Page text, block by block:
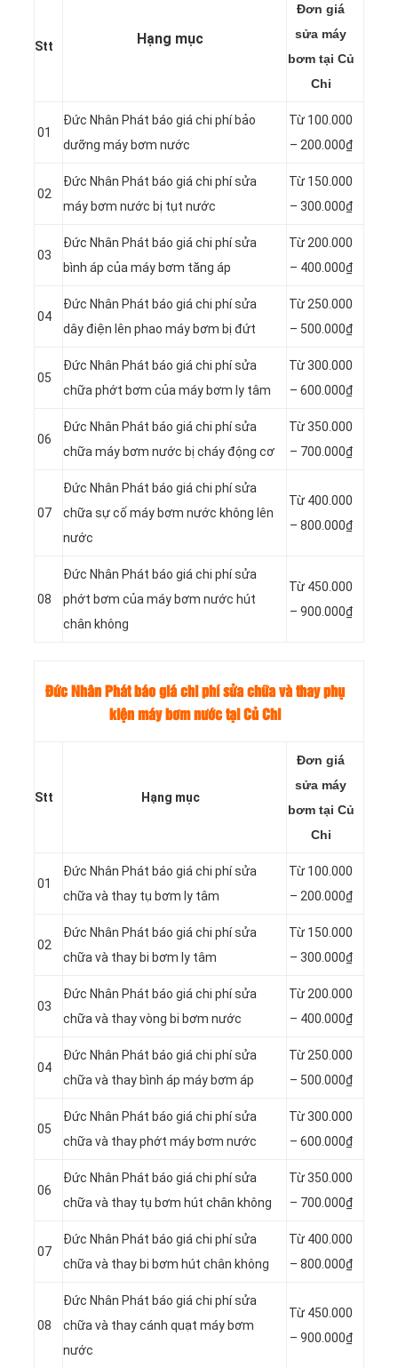
Stt Hạng mục
Đơn giá
sửa máy
bơm tại Củ
Chi
01
Đức Nhân Phát báo giá chi phí bảo
dưỡng máy bơm nước
Từ 100.000
– 200.000₫
02
Đức Nhân Phát báo giá chi phí sửa
máy bơm nước bị tụt nước
Từ 150.000
– 300.000₫
03
Đức Nhân Phát báo giá chi phí sửa
bình áp của máy bơm tăng áp
Từ 200.000
– 400.000₫
04
Đức Nhân Phát báo giá chi phí sửa
dây điện lên phao máy bơm bị đứt
Từ 250.000
– 500.000₫
05
Đức Nhân Phát báo giá chi phí sửa
chữa phớt bơm của máy bơm ly tâm
Từ 300.000
– 600.000₫
06
Đức Nhân Phát báo giá chi phí sửa
chữa máy bơm nước bị cháy động cơ
Từ 350.000
– 700.000₫
07
Đức Nhân Phát báo giá chi phí sửa
chữa sự cố máy bơm nước không lên
nước
Từ 400.000
– 800.000₫
08
Đức Nhân Phát báo giá chi phí sửa
phớt bơm của máy bơm nước hút
chân không
Từ 450.000
– 900.000₫
Đức Nhân Phát báo giá chi phí sửa chữa và thay phụ
kiện máy bơm nước tại Củ Chi
Stt Hạng mục
Đơn giá
sửa máy
bơm tại Củ
Chi
01
Đức Nhân Phát báo giá chi phí sửa
chữa và thay tụ bơm ly tâm
Từ 100.000
– 200.000₫
02
Đức Nhân Phát báo giá chi phí sửa
chữa và thay bi bơm ly tâm
Từ 150.000
– 300.000₫
03
Đức Nhân Phát báo giá chi phí sửa
chữa và thay vòng bi bơm nước
Từ 200.000
– 400.000₫
04
Đức Nhân Phát báo giá chi phí sửa
chữa và thay bình áp máy bơm áp
Từ 250.000
– 500.000₫
05
Đức Nhân Phát báo giá chi phí sửa
chữa và thay phớt máy bơm nước
Từ 300.000
– 600.000₫
06
Đức Nhân Phát báo giá chi phí sửa
chữa và thay tụ bơm hút chân không
Từ 350.000
– 700.000₫
07
Đức Nhân Phát báo giá chi phí sửa
chữa và thay bi bơm hút chân không
Từ 400.000
– 800.000₫
08
Đức Nhân Phát báo giá chi phí sửa
chữa và thay cánh quạt máy bơm
nước
Từ 450.000
– 900.000₫